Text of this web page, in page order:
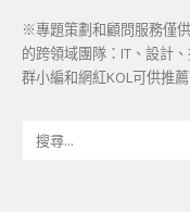
※專題策劃和顧問服務僅
的跨領域團隊：IT、設計
群小編和網紅KOL可供推薦